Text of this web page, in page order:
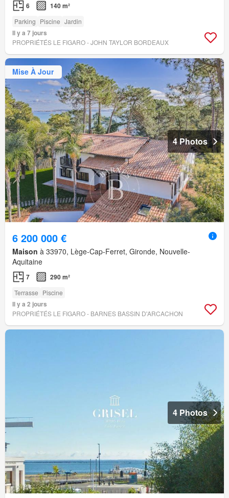
6 140 m²
Parking Piscine Jardin
Il y a 7 jours
PROPRIÉTÉS LE FIGARO - JOHN TAYLOR BORDEAUX
Mise À Jour
4 Photos
6 200 000 €
Maison à 33970, Lège-Cap-Ferret, Gironde, Nouvelle-
Aquitaine
7 290 m²
Terrasse Piscine
Il y a 2 jours
PROPRIÉTÉS LE FIGARO - BARNES BASSIN D'ARCACHON
4 Photos